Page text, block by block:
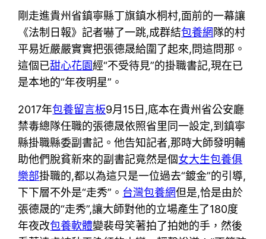
剛走進貴州省鎮寧縣丁旗鎮水桐村,面前的一幕讓
《法制日報》記者嚇了一跳,成群結包養網隊的村
平易近嚴嚴實實把張德晟給圍了起來,問這問那。
這個已甜心花園經“不受待見”的掛職書記,現在已
是本地的“年夜明星”。
2017年包養留言板9月15日,底本在貴州省公安廳
禁毒總隊任職的張德晟依照省里同一設定,到鎮寧
縣掛職縣委副書記。他告知記者,那時大師發明輔
助他們脫貧新來的副書記竟然是個女大生包養俱
樂部掛職的,都以為這只是一位過去“鍍金”的引導,
下下層不外是“走秀”。 台灣包養網但是,恰是由於
張德晟的“走秀”,讓大師對他的立場產生了180度
年夜改包養軟體變裴母笑著拍了拍她的手，然後